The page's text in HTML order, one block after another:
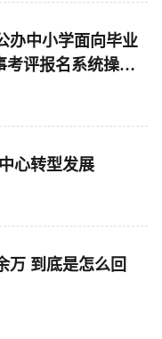
办中小学面向毕业
考评报名系统操作
心转型发展
万 到底是怎么回